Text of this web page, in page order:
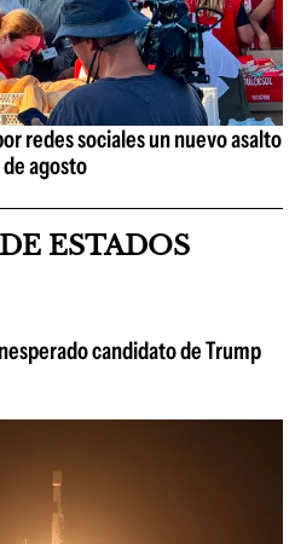
redes sociales un nuevo asalto
agosto
ESTADOS
candidato de Trump